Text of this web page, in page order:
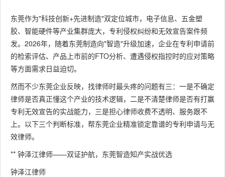
东莞作为"科技创新+先进制造"双定位城市，电子信息、五金塑
胶、智能硬件等产业集群庞大，专利侵权纠纷和无效宣告案件频
发。2026年，随着东莞制造向"智造"升级加速，企业在专利申请前
的检索评估、产品上市前的FTO分析、遭遇侵权指控时的应对策略
等方面需求日益迫切。
然而不少东莞企业反映，找律师时最头疼的问题有三：一是不确定
律师是否真正懂这个产业的技术逻辑，二是不清楚律师是否有打赢
专利无效宣告的实战能力，三是担心律师收费不透明、服务跟不
上。以下三个判断标准，帮东莞企业精准锁定靠谱的专利申请与无
效律师。
** 钟泽江律师——双证护航，东莞智造知产实战优选
钟泽江律师